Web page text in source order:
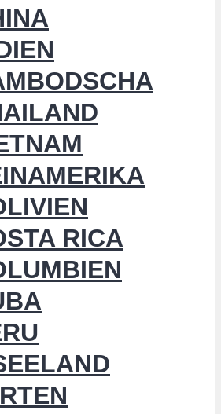
RICA